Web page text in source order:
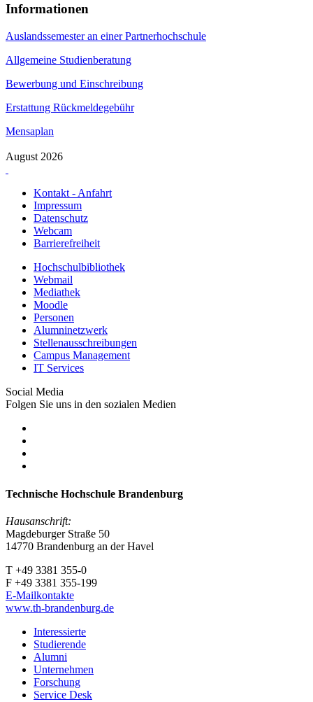
Informationen
Auslandssemester an einer Partnerhochschule
Allgemeine Studienberatung
Bewerbung und Einschreibung
Erstattung Rückmeldegebühr
Mensaplan
August 2026
Kontakt - Anfahrt
Impressum
Datenschutz
Webcam
Barrierefreiheit
Hochschulbibliothek
Webmail
Mediathek
Moodle
Personen
Alumninetzwerk
Stellenausschreibungen
Campus Management
IT Services
Social Media
Folgen Sie uns in den sozialen Medien
Technische Hochschule Brandenburg
Hausanschrift:
Magdeburger Straße 50
14770 Brandenburg an der Havel
T +49 3381 355-0
F +49 3381 355-199
E-Mailkontakte
www.th-brandenburg.de
Interessierte
Studierende
Alumni
Unternehmen
Forschung
Service Desk